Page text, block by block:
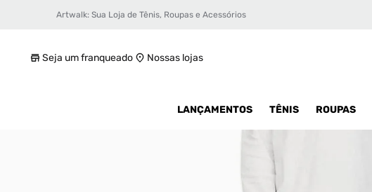
Artwalk: Sua Loja de Tênis, Roupas e Acessórios
Seja um franqueado Nossas lojas
LANÇAMENTOS TÊNIS ROUPAS
Shorts adidas Shark Denim Bape Unissex